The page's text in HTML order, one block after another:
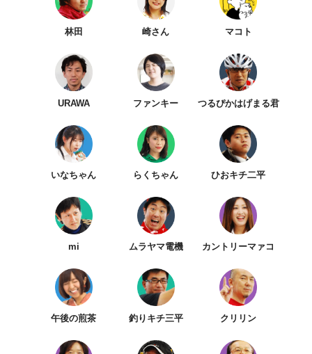
林田 崎さん マコト
URAWA ファンキー つるぴかはげまる君
いなちゃん らくちゃん ひおキチ二平
mi ムラヤマ電機 カントリーマァコ
午後の煎茶 釣りキチ三平 クリリン